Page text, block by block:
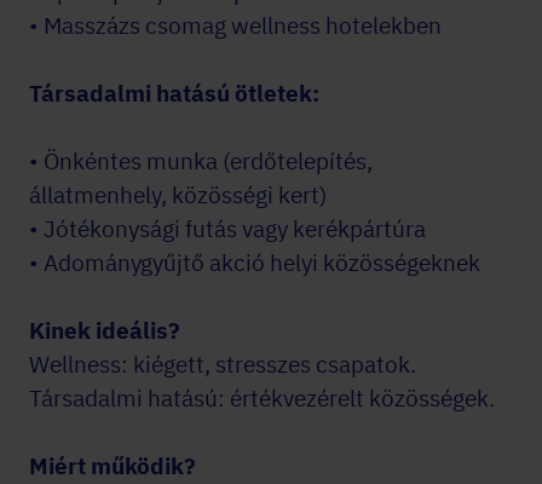
• Masszázs csomag wellness hotelekben
Társadalmi hatású ötletek:
• Önkéntes munka (erdőtelepítés,
állatmenhely, közösségi kert)
• Jótékonysági futás vagy kerékpártúra
• Adománygyűjtő akció helyi közösségeknek
Kinek ideális?
Wellness: kiégett, stresszes csapatok.
Társadalmi hatású: értékvezérelt közösségek.
Miért működik?